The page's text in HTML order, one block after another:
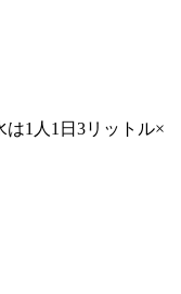
は1人1日3リットル×